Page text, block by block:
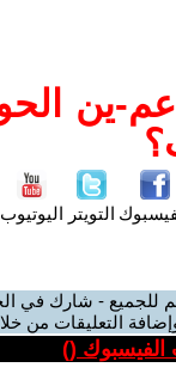
ين
التويتر اليوتيوب
للجميع - شارك في
التعليقات من
الفيسبوك ()